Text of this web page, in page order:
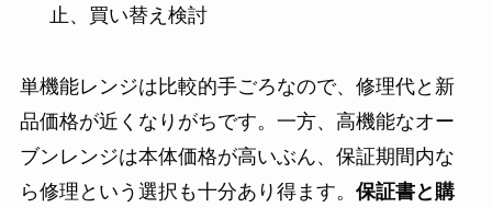
止、買い替え検討
単機能レンジは比較的手ごろなので、修理代と新
品価格が近くなりがちです。一方、高機能なオー
ブンレンジは本体価格が高いぶん、保証期間内な
ら修理という選択も十分あり得ます。 保証書と購